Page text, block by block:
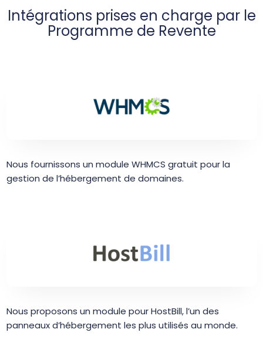
Intégrations prises en charge par le
Programme de Revente
Nous fournissons un module WHMCS gratuit pour la
gestion de l’hébergement de domaines.
Nous proposons un module pour HostBill, l’un des
panneaux d’hébergement les plus utilisés au monde.